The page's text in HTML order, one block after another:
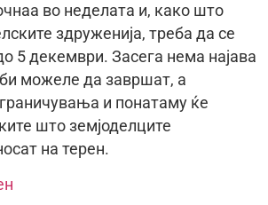
во неделата и, како што
здруженија, треба да се
5 декември. Засега нема најава
можеле да завршат, а
и понатаму ќе
што земјоделците
на терен.